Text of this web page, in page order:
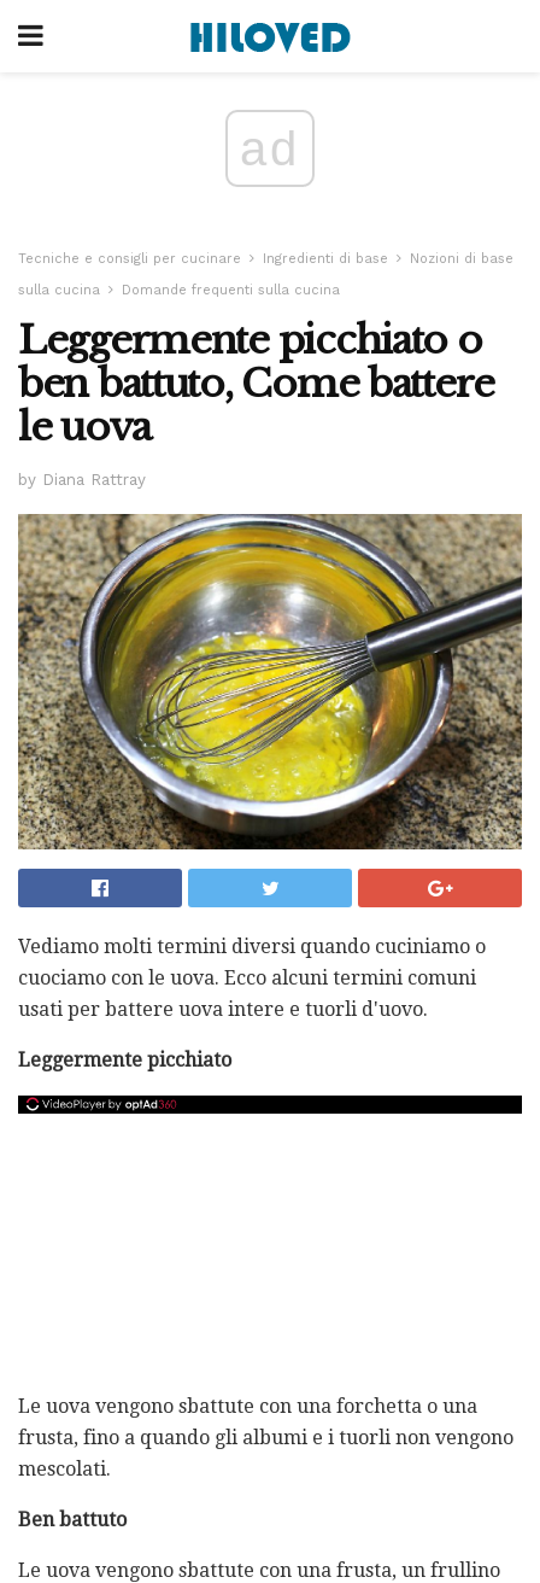
ad
Tecniche e consigli per cucinare Ingredienti di base
Nozioni di base
sulla cucina
Domande frequenti sulla cucina
Leggermente picchiato o
ben battuto, Come battere
le uova
by Diana Rattray
Vediamo molti termini diversi quando cuciniamo o
cuociamo con le uova. Ecco alcuni termini comuni
usati per battere uova intere e tuorli d'uovo.
Leggermente picchiato
Le uova vengono sbattute con una forchetta o una
frusta, fino a quando gli albumi e i tuorli non vengono
mescolati.
Ben battuto
Le uova vengono sbattute con una frusta, un frullino